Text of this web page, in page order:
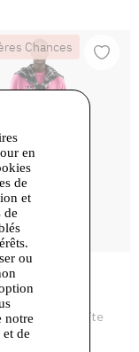
Chances
-74%
black grey white
en
de
et
de
ou
notre
de